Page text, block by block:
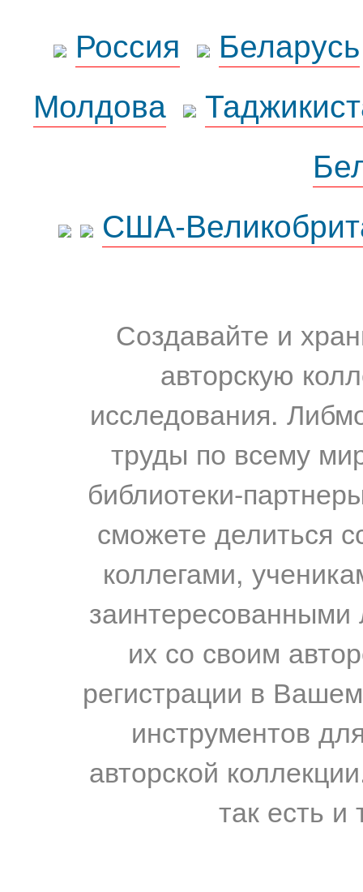
Россия
Беларусь
Молдова
США-
Создавайте и
авторскую
исследования.
труды по всему
библиотеки-
сможете делиться
коллегами,
их со своим
регистрации в
инструментов
авторской
так есть и